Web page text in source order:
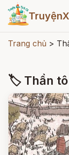
Trang chủ >
🏷 Thần